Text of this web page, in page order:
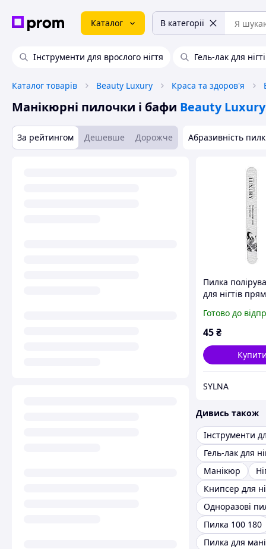
Каталог В категорії
Інструменти для врослого нігтя Гель-лак для
Каталог товарів Beauty Luxury Краса та здоров'я
Манікюрні пилочки і бафи Beauty Luxury
За рейтингом Дешевше Дорожче Абразивність
Пилка
для нігтів
80/80 80/100
Готово до
45₴
Купити
SYLNA
Дивись також
Гель-лак для
Манікюр
Книпсер для
Одноразові
Пилка 100 180
Пилка для